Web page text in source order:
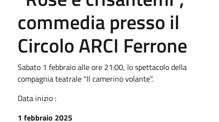
commedia presso il
Circolo ARCI Ferrone
Sabato 1 febbraio alle ore 21:00, lo spettacolo della
compagnia teatrale "Il camerino volante".
Data inizio :
1 febbraio 2025